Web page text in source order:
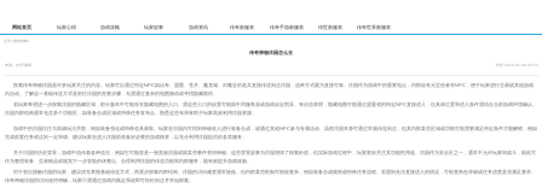
网站首页 玩家心得 游戏攻略 玩家故事 游戏资讯 传奇新服表 传奇手游新服表 传世新服表 传奇世界新服表
游戏攻略
传奇神秘庄园怎么去
来源：60开服网 时间:2026-06-06 09:53
探索传奇神秘庄园是许多玩家关注的内容。玩家可以通过特定NPC如比奇、盟重、苍月、魔龙城、封魔谷的老兵直接传送到达庄园，这种方式最为直接可靠。庄园作为游戏中的重要地点，内部设有元宝使者等NPC，便于玩家进行交易或其他游戏
内活动。了解这一基础传送方式是前往庄园的首要步骤，无需通过复杂的地图跑动或寻找隐藏路径。
若玩家希望进一步探索庄园的隐藏区域，部分版本中可能存在隐藏地图的入口。需这些入口的设置可能因不同服务器或游戏设定而异。有信息表明，隐藏地图可能通过盟重省的特定NPC直接进入，但具体位置和进入条件需结合当前游戏环境确认。
庄园内部结构通常包含多个功能区，如装备合成区域或特殊任务发布点，熟悉这些布局有助于玩家高效利用庄园资源。
游戏中的庄园往往与高级玩法关联，例如装备强化或特殊道具获取。玩家在庄园内可找到神秘老人进行装备合成，或通过其他NPC参与专属活动。虽然庄园本身可通过常规传送到达，但其内部某些区域或功能可能需要满足特定条件才能解锁，例如
完成前置任务或达到一定等级。建议玩家在进入庄园前准备好必要的游戏物资，以充分利用庄园提供的各类服务。
关于庄园的历史背景，游戏中流传着各种说法，例如它可能曾是一座贵族庄园或因某些事件变得神秘。这些背景故事为庄园增添了探索价值，但实际游戏过程中，玩家更应关注其功能性用途。庄园作为安全区之一，通常不允许玩家间战斗，因此可
作为整理装备、交易物品或规划下一步冒险的休整点。合理利用庄园的传送功能和内部服务，能有效提升游戏体验。
对于初次接触庄园的玩家，建议优先掌握基础传送方式，再逐步探索内部结构。庄园的访问难度通常较低，但内部某些机制可能较复杂，例如装备合成规则或特殊任务流程。若遇到无法直接进入的情况，可检查角色等级或任务进度是否满足要求。
传奇神秘庄园的访问途径明确，玩家只需通过游戏内既定系统即可轻松到达并开始探索。